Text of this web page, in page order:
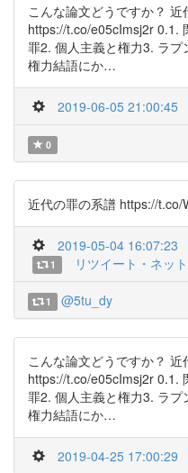
こんな論文どうですか？
https://t.co/e05cImsj2r 0.1.
罪2. 個人主義と権力3. ラ
権力結語にか…
2019-06-05 21:00:45
0
近代の罪の系譜 https://t.co/
2019-05-04 16:07:23
1 リツイート・ネッ
1 @5tu_dy
こんな論文どうですか？
https://t.co/e05cImsj2r 0.1.
罪2. 個人主義と権力3. ラ
権力結語にか…
2019-04-25 17:00:29